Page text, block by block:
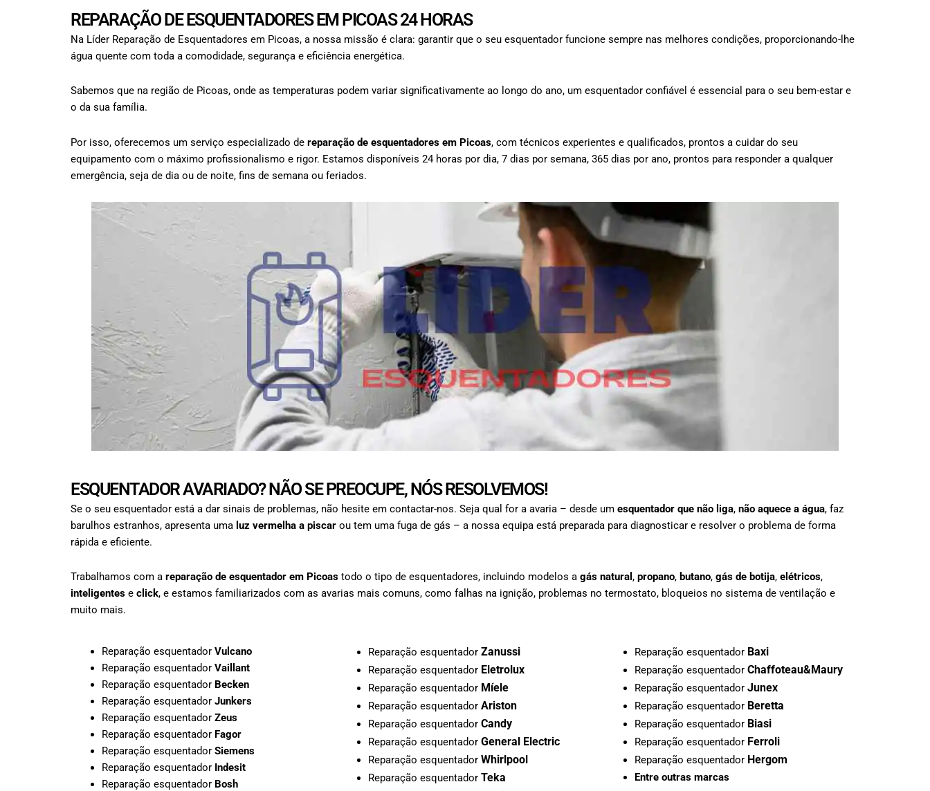
REPARAÇÃO DE ESQUENTADORES EM PICOAS 24 HORAS
Na Líder Reparação de Esquentadores em Picoas, a nossa missão é clara: garantir que o seu esquentador funcione sempre nas melhores condições, proporcionando-lhe
água quente com toda a comodidade, segurança e eficiência energética.
Sabemos que na região de Picoas, onde as temperaturas podem variar significativamente ao longo do ano, um esquentador confiável é essencial para o seu bem-estar e
o da sua família.
Por isso, oferecemos um serviço especializado de reparação de esquentadores em Picoas, com técnicos experientes e qualificados, prontos a cuidar do seu
equipamento com o máximo profissionalismo e rigor. Estamos disponíveis 24 horas por dia, 7 dias por semana, 365 dias por ano, prontos para responder a qualquer
emergência, seja de dia ou de noite, fins de semana ou feriados.
ESQUENTADOR AVARIADO? NÃO SE PREOCUPE, NÓS RESOLVEMOS!
Se o seu esquentador está a dar sinais de problemas, não hesite em contactar-nos. Seja qual for a avaria – desde um esquentador que não liga, não aquece a água, faz
barulhos estranhos, apresenta uma luz vermelha a piscar ou tem uma fuga de gás – a nossa equipa está preparada para diagnosticar e resolver o problema de forma
rápida e eficiente.
Trabalhamos com a reparação de esquentador em Picoas todo o tipo de esquentadores, incluindo modelos a gás natural , propano, butano, gás de botija, elétricos,
inteligentes e click, e estamos familiarizados com as avarias mais comuns, como falhas na ignição, problemas no termostato, bloqueios no sistema de ventilação e
muito mais.
Reparação esquentador Vulcano
Reparação esquentador Vaillant
Reparação esquentador Becken
Reparação esquentador Junkers
Reparação esquentador Zeus
Reparação esquentador Fagor
Reparação esquentador Siemens
Reparação esquentador Indesit
Reparação esquentador Bosh
Reparação esquentador Zanussi
Reparação esquentador Eletrolux
Reparação esquentador Míele
Reparação esquentador Ariston
Reparação esquentador Candy
Reparação esquentador General Electric
Reparação esquentador Whirlpool
Reparação esquentador Teka
Reparação esquentador Baxi
Reparação esquentador Chaffoteau&Maury
Reparação esquentador Junex
Reparação esquentador Beretta
Reparação esquentador Biasi
Reparação esquentador Ferroli
Reparação esquentador Hergom
Entre outras marcas